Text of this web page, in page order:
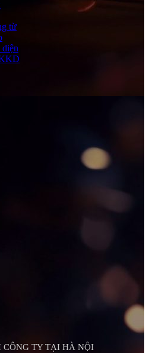
từ
CÔNG TY TẠI HÀ NỘI